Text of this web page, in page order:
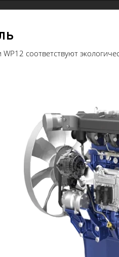
WP12 соответствуют